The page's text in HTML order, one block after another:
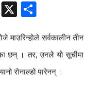
Messenger
X
माउरिन्होले सर्वकालीन तीन
छन् । तर, उनले यो सूचीमा
रोनाल्डो पारेनन् ।